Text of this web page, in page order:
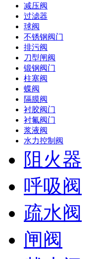
减压阀
过滤器
球阀
不锈钢阀门
排污阀
刀型闸阀
锻钢阀门
柱塞阀
蝶阀
隔膜阀
衬胶阀门
衬氟阀门
浆液阀
水力控制阀
阻火器
呼吸阀
疏水阀
闸阀